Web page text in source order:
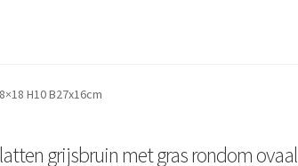
H10 B27x16cm
grijsbruin met gras rondom ovaal